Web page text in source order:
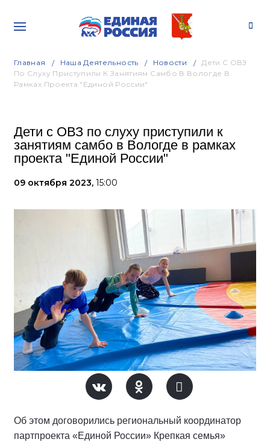
Главная Наша Деятельность Новости
Дети С ОВЗ
По Слуху Приступили К Занятиям Самбо В Вологде В
Рамках Проекта "Единой России"
Дети с ОВЗ по слуху приступили к
занятиям самбо в Вологде в рамках
проекта "Единой России"
09 октября 2023, 15:00
Об этом договорились региональный координатор
партпроекта «Единой России» Крепкая семья»